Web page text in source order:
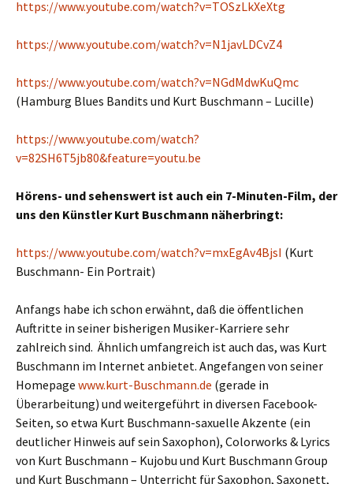
https://www.youtube.com/watch?v=TOSzLkXeXtg
https://www.youtube.com/watch?v=N1javLDCvZ4
https://www.youtube.com/watch?v=NGdMdwKuQmc
(Hamburg Blues Bandits und Kurt Buschmann – Lucille)
https://www.youtube.com/watch?
v=82SH6T5jb80&feature=youtu.be
Hörens- und sehenswert ist auch ein 7-Minuten-Film, der
uns den Künstler Kurt Buschmann näherbringt:
https://www.youtube.com/watch?v=mxEgAv4BjsI (Kurt
Buschmann- Ein Portrait)
Anfangs habe ich schon erwähnt, daß die öffentlichen
Auftritte in seiner bisherigen Musiker-Karriere sehr
zahlreich sind. Ähnlich umfangreich ist auch das, was Kurt
Buschmann im Internet anbietet. Angefangen von seiner
Homepage www.kurt-Buschmann.de (gerade in
Überarbeitung) und weitergeführt in diversen Facebook-
Seiten, so etwa Kurt Buschmann-saxuelle Akzente (ein
deutlicher Hinweis auf sein Saxophon), Colorworks & Lyrics
von Kurt Buschmann – Kujobu und Kurt Buschmann Group
und Kurt Buschmann – Unterricht für Saxophon, Saxonett,